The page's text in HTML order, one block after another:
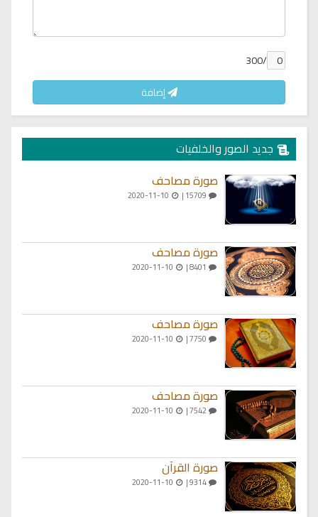
/300
إضافة
جديد الصور والخلفيات
صورة مصاحف
صورة مصاحف
صورة مصاحف
صورة مصاحف
صورة القرآن
9314 |